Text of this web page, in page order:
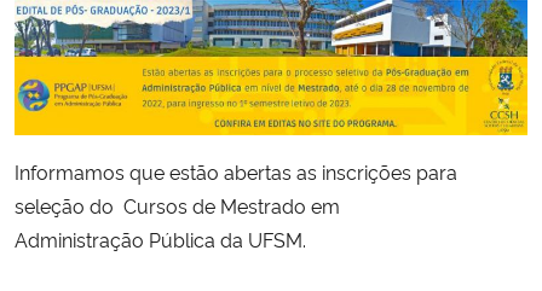
Ministério da Ciência, Tecnologia, Inovações e Comunicações
Ministério do Meio Ambiente
Ministério do Desenvolvimento Regional
Informamos que estão abertas as inscrições para
seleção do Cursos de Mestrado em
Administração Pública da UFSM.